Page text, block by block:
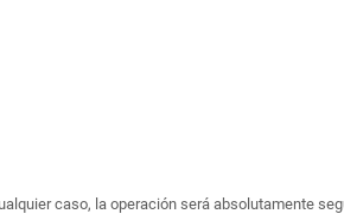
caso, la operación será absolutamente